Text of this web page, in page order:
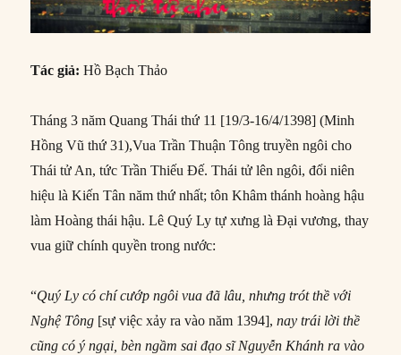
Tác giả: Hồ Bạch Thảo
Tháng 3 năm Quang Thái thứ 11 [19/3-16/4/1398] (Minh
Hồng Vũ thứ 31),Vua Trần Thuận Tông truyền ngôi cho
Thái tử An, tức Trần Thiếu Đế. Thái tử lên ngôi, đổi niên
hiệu là Kiến Tân năm thứ nhất; tôn Khâm thánh hoàng hậu
làm Hoàng thái hậu. Lê Quý Ly tự xưng là Đại vương, thay
vua giữ chính quyền trong nước:
“Quý Ly có chí cướp ngôi vua đã lâu, nhưng trót thề với
Nghệ Tông [sự việc xảy ra vào năm 1394],nay trái lời thề
cũng có ý ngại, bèn ngầm sai đạo sĩ Nguyễn Khánh ra vào